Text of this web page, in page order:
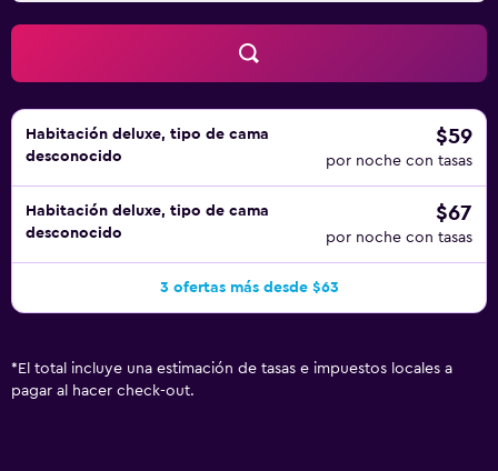
Habitación deluxe, tipo de cama
desconocido
$59
por noche con tasas
Habitación deluxe, tipo de cama
desconocido
$67
por noche con tasas
3 ofertas más desde $63
* El total incluye una estimación de tasas e impuestos locales a
pagar al hacer check-out.